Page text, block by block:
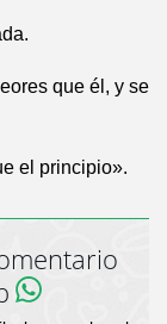
que él, y se
el principio».